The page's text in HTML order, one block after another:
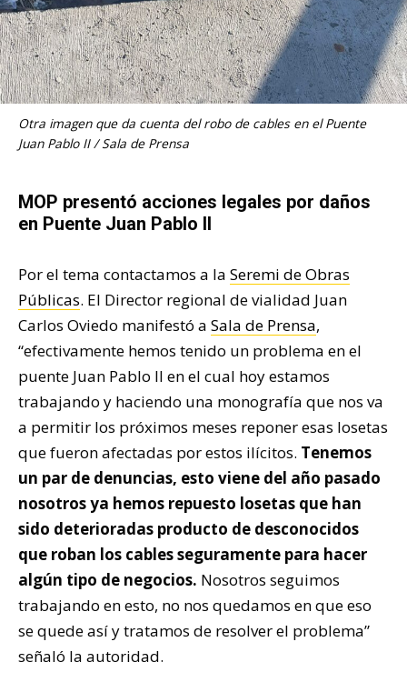
Otra imagen que da cuenta del robo de cables en el Puente
Juan Pablo II / Sala de Prensa
MOP presentó acciones legales por daños
en Puente Juan Pablo II
Por el tema contactamos a la Seremi de Obras
Públicas. El Director regional de vialidad Juan
Carlos Oviedo manifestó a Sala de Prensa,
“efectivamente hemos tenido un problema en el
puente Juan Pablo II en el cual hoy estamos
trabajando y haciendo una monografía que nos va
a permitir los próximos meses reponer esas losetas
que fueron afectadas por estos ilícitos. Tenemos
un par de denuncias, esto viene del año pasado
nosotros ya hemos repuesto losetas que han
sido deterioradas producto de desconocidos
que roban los cables seguramente para hacer
algún tipo de negocios. Nosotros seguimos
trabajando en esto, no nos quedamos en que eso
se quede así y tratamos de resolver el problema”
señaló la autoridad.